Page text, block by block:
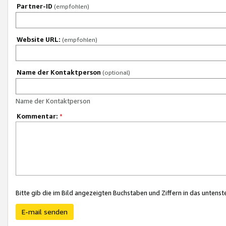
Partner-ID (empfohlen)
Website URL: (empfohlen)
Name der Kontaktperson (optional)
Name der Kontaktperson
Kommentar: *
Bitte gib die im Bild angezeigten Buchstaben und Ziffern in das
E-mail senden